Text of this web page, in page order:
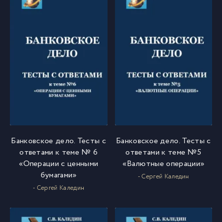
Банковское дело. Тесты с
ответами к теме № 6
«Операции с ценными
бумагами»
- Сергей Каледин
Банковское дело. Тесты с
ответами к теме №5
«Валютные операции»
- Сергей Каледин